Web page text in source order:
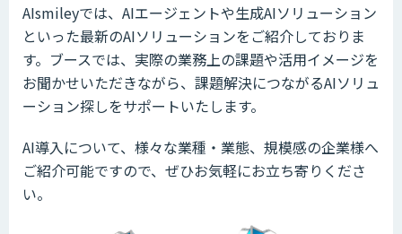
AIsmileyでは、AIエージェントや生成AIソリューション
といった最新のAIソリューションをご紹介しておりま
す。ブースでは、実際の業務上の課題や活用イメージを
お聞かせいただきながら、課題解決につながるAIソリュ
ーション探しをサポートいたします。
AI導入について、様々な業種・業態、規模感の企業様へ
ご紹介可能ですので、ぜひお気軽にお立ち寄りくださ
い。